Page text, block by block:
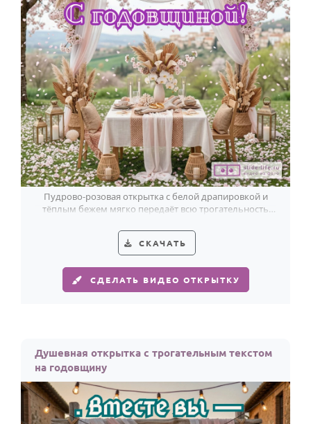
Пудрово-розовая открытка с белой драпировкой и
тёплым бежем мягко передаёт всю трогательность
СКАЧАТЬ
СДЕЛАТЬ ВИДЕО ОТКРЫТКУ
Душевная открытка с трогательным текстом
на годовщину